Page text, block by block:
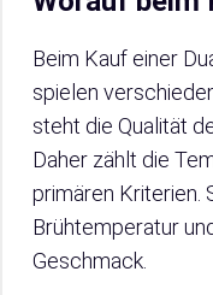
Beim Kauf einer
spielen
steht die Qualität
Daher zählt die
primären Kriterien.
Brühtemperatur
Geschmack.